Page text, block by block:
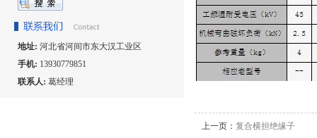
地址: 河北省河间市东大汉工业区
手机: 13930779851
联系人: 葛经理
上一页： 复合横担绝缘子